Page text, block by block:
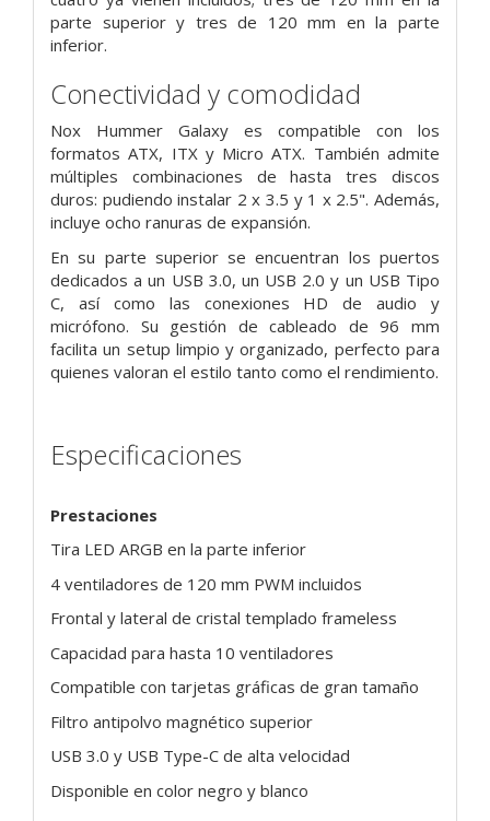
parte superior y tres de 120 mm en la parte
inferior.
Conectividad y comodidad
Nox Hummer Galaxy es compatible con los
formatos ATX, ITX y Micro ATX. También admite
múltiples combinaciones de hasta tres discos
duros: pudiendo instalar 2 x 3.5 y 1 x 2.5". Además,
incluye ocho ranuras de expansión.
En su parte superior se encuentran los puertos
dedicados a un USB 3.0, un USB 2.0 y un USB Tipo
C, así como las conexiones HD de audio y
micrófono. Su gestión de cableado de 96 mm
facilita un setup limpio y organizado, perfecto para
quienes valoran el estilo tanto como el rendimiento.
Especificaciones
Prestaciones
Tira LED ARGB en la parte inferior
4 ventiladores de 120 mm PWM incluidos
Frontal y lateral de cristal templado frameless
Capacidad para hasta 10 ventiladores
Compatible con tarjetas gráficas de gran tamaño
Filtro antipolvo magnético superior
USB 3.0 y USB Type-C de alta velocidad
Disponible en color negro y blanco